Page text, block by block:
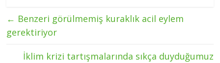
← Benzeri görülmemiş kuraklık acil eylem
gerektiriyor
İklim krizi tartışmalarında sıkça duyduğumuz